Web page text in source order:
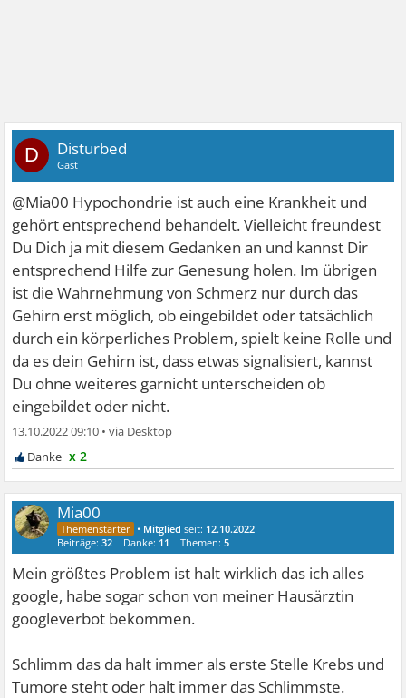
D Disturbed
Gast
@Mia00 Hypochondrie ist auch eine Krankheit und
gehört entsprechend behandelt. Vielleicht freundest
Du Dich ja mit diesem Gedanken an und kannst Dir
entsprechend Hilfe zur Genesung holen. Im übrigen
ist die Wahrnehmung von Schmerz nur durch das
Gehirn erst möglich, ob eingebildet oder tatsächlich
durch ein körperliches Problem, spielt keine Rolle und
da es dein Gehirn ist, dass etwas signalisiert, kannst
Du ohne weiteres garnicht unterscheiden ob
eingebildet oder nicht.
13.10.2022 09:10 •
x 2
Mia00
• Mitglied seit: 12.10.2022
Beiträge:32 Danke: 11 Themen:5
Mein größtes Problem ist halt wirklich das ich alles
google, habe sogar schon von meiner Hausärztin
googleverbot bekommen.
Schlimm das da halt immer als erste Stelle Krebs und
Tumore steht oder halt immer das Schlimmste.